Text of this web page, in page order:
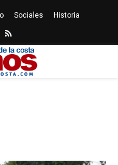
Sociales Historia
Rss